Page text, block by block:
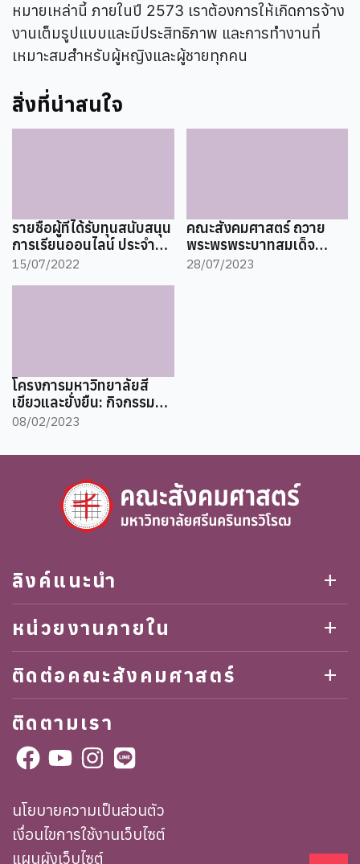
หมายเหล่านี้ ภายในปี 2573 เราต้องการให้เกิดการจ้าง
งานเต็มรูปแบบและมีประสิทธิภาพ และการทำงานที่
เหมาะสมสำหรับผู้หญิงและผู้ชายทุกคน
สิ่งที่น่าสนใจ
รายชื่อผู้ที่ได้รับทุนสนับสนุน
การเรียนออนไลน์ ประจำปี
การศึกษา 2564
15/07/2022
คณะสังคมศาสตร์ ถวาย
พระพรพระบาทสมเด็จ
พระเจ้าอยู่หัวฯ
28/07/2023
โครงการมหาวิทยาลัยสี
เขียวและยั่งยืน: กิจกรรม
การคัดแยกขยะ การจัดการ
08/02/2023
ลิงค์แนะนำ add
หน่วยงานภายใน add
ติดต่อคณะสังคมศาสตร์ add
ติดตามเรา
นโยบายความเป็นส่วนตัว
เงื่อนไขการใช้งานเว็บไซต์
แผนผังเว็บไซต์